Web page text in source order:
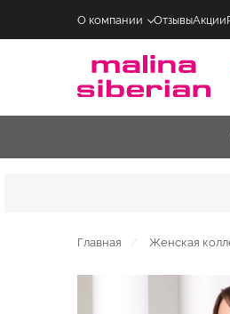
О компании ОтзывыАкции
Главная Женская